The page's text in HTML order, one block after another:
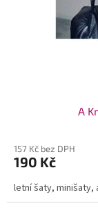
A
157 Kč bez DPH
190 Kč
letní šaty, minišaty,